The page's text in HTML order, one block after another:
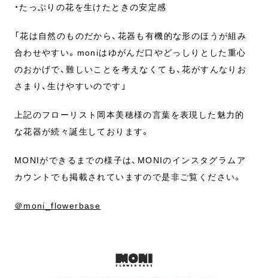
・たっぷりの花を生けたときの安定感
「花は自然のものだから、花器も有機的な形のほうが組み
合わせやすい。moniはゆがんだ口やどっしりとした重心
のおかげで、難しいことを考えなくても、花がすんなりお
さまり、生けやすいのです」
上記のフローリスト岡本美穂様の言葉を表現した魅力的
な花器が続々誕生しております。
MONIができるまでの様子は、MONIのインスタグラムア
カウントでも掲載されていますので是非ご覧ください。
＠moni_flowerbase